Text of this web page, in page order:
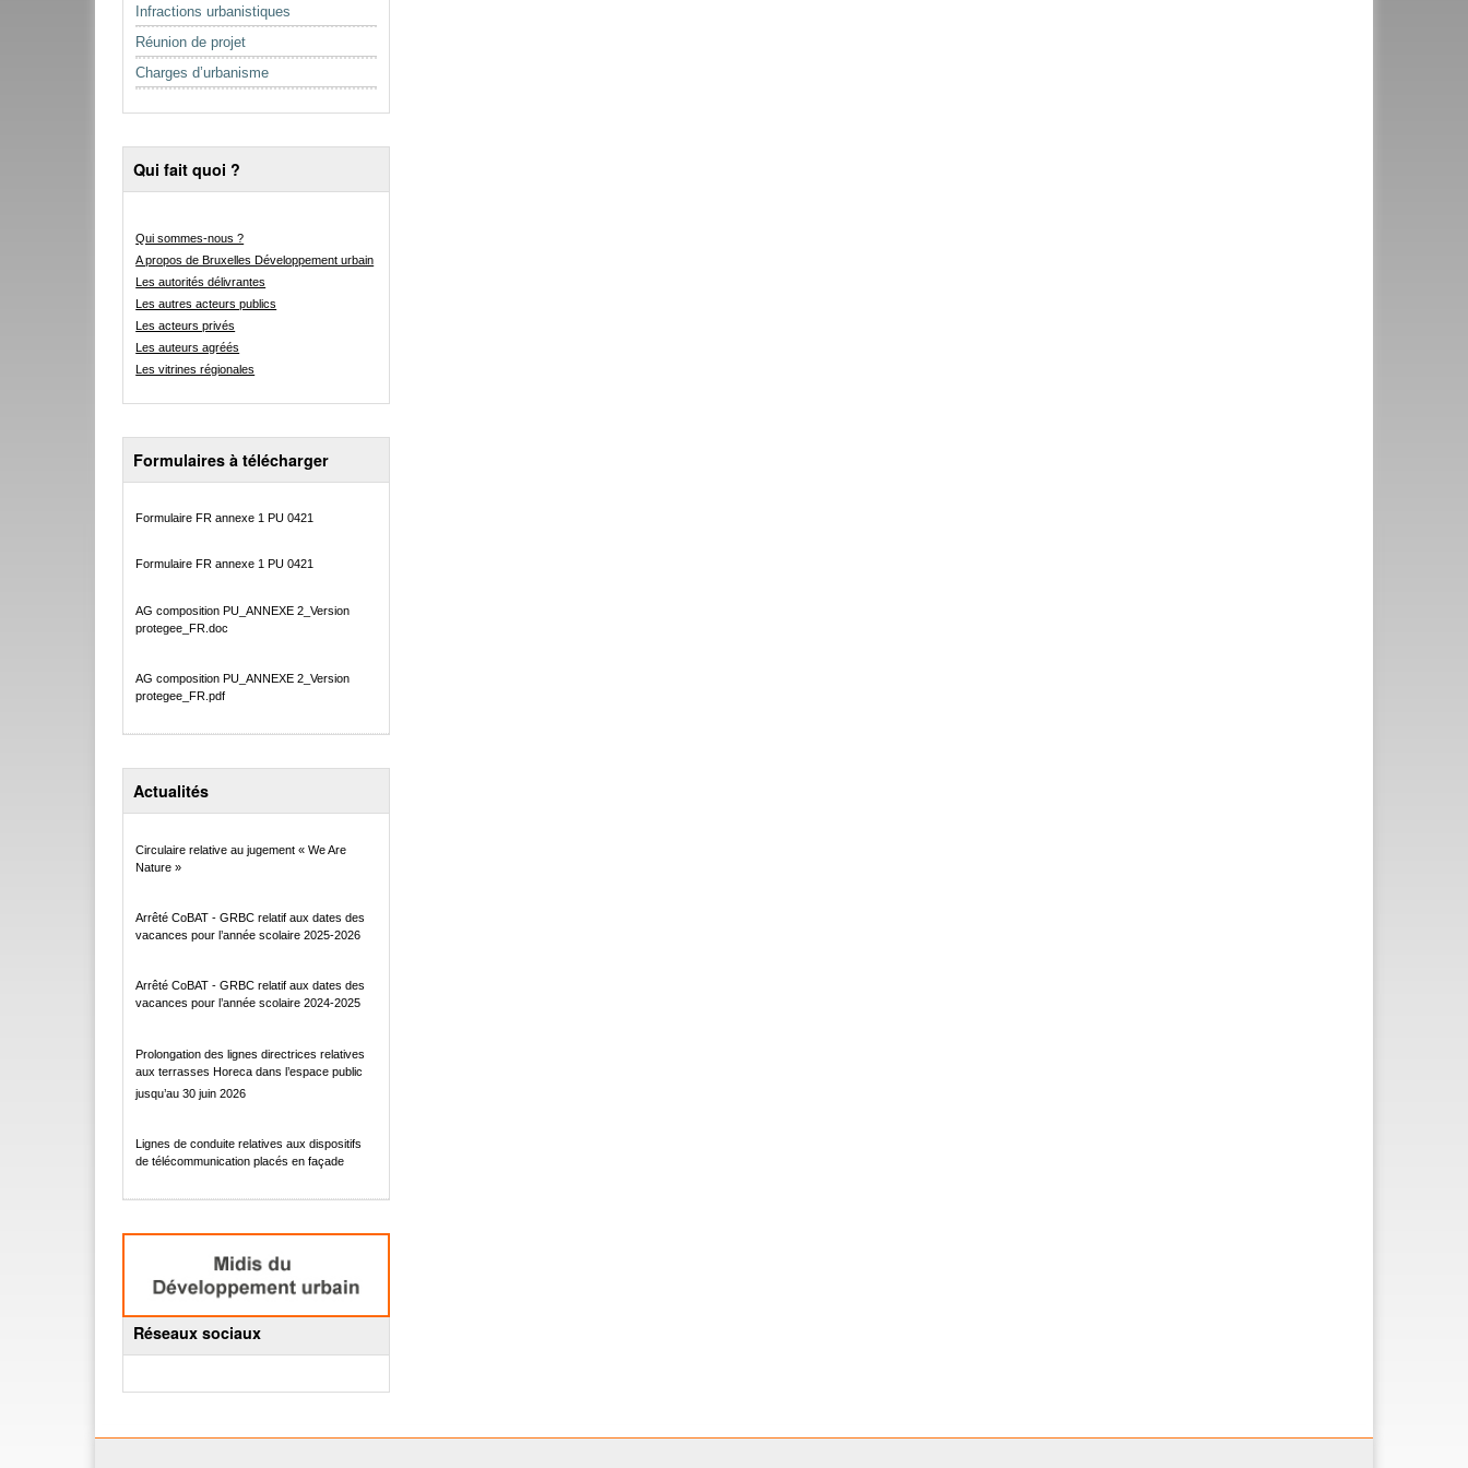
Infractions urbanistiques
Réunion de projet
Charges d’urbanisme
Qui fait quoi ?
Qui sommes-nous ?
A propos de Bruxelles Développement urbain
Les autorités délivrantes
Les autres acteurs publics
Les acteurs privés
Les auteurs agréés
Les vitrines régionales
Formulaires à télécharger
Formulaire FR annexe 1 PU 0421
Formulaire FR annexe 1 PU 0421
AG composition PU_ANNEXE 2_Version
protegee_FR.doc
AG composition PU_ANNEXE 2_Version
protegee_FR.pdf
Actualités
Circulaire relative au jugement « We Are
Nature »
Arrêté CoBAT - GRBC relatif aux dates des
vacances pour l’année scolaire 2025-2026
Arrêté CoBAT - GRBC relatif aux dates des
vacances pour l’année scolaire 2024-2025
Prolongation des lignes directrices relatives
aux terrasses Horeca dans l’espace public
jusqu’au 30 juin 2026
Lignes de conduite relatives aux dispositifs
de télécommunication placés en façade
Réseaux sociaux